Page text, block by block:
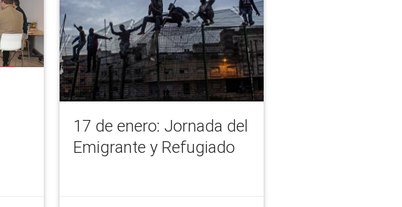
17 de enero: Jornada del
Emigrante y Refugiado